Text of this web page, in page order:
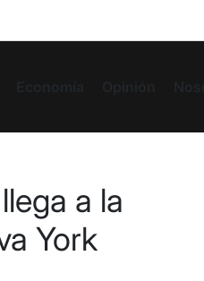
a la
York